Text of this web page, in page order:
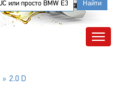
2.0 D